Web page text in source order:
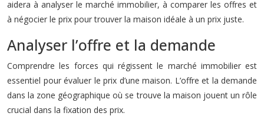
aidera à analyser le marché immobilier, à comparer les offres et
à négocier le prix pour trouver la maison idéale à un prix juste.
Analyser l’offre et la demande
Comprendre les forces qui régissent le marché immobilier est
essentiel pour évaluer le prix d’une maison. L’offre et la demande
dans la zone géographique où se trouve la maison jouent un rôle
crucial dans la fixation des prix.